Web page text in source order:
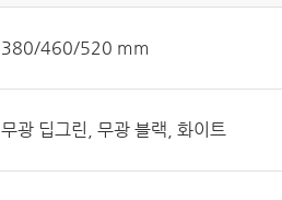
380/460/520 mm
무광 딥그린, 무광 블랙, 화이트